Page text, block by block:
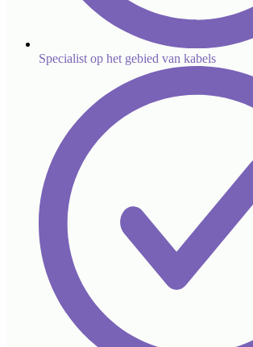
Specialist op het gebied van kabels